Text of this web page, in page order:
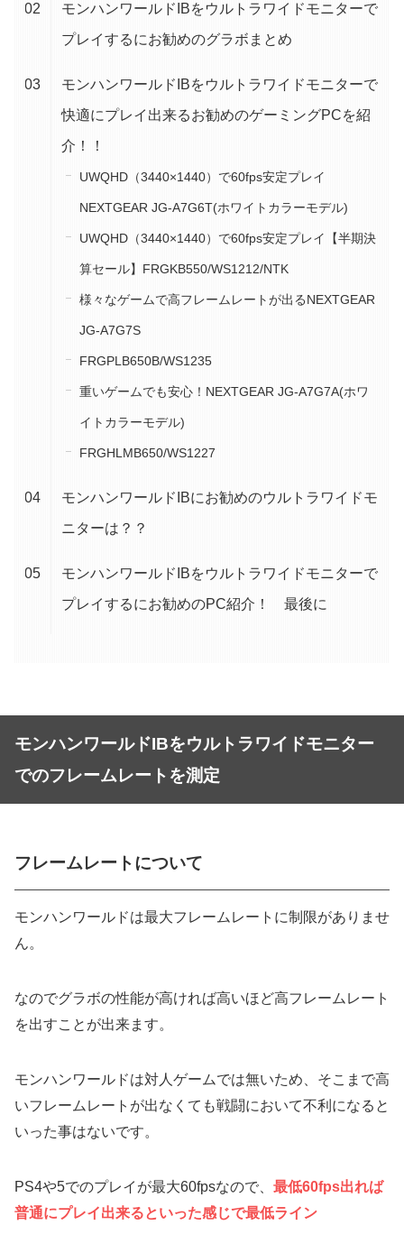
モンハンワールドIBをウルトラワイドモニターで
プレイするにお勧めのグラボまとめ
モンハンワールドIBをウルトラワイドモニターで
快適にプレイ出来るお勧めのゲーミングPCを紹
介！！
UWQHD（3440×1440）で60fps安定プレイ
NEXTGEAR JG-A7G6T(ホワイトカラーモデル)
UWQHD（3440×1440）で60fps安定プレイ【半期決
算セール】FRGKB550/WS1212/NTK
様々なゲームで高フレームレートが出るNEXTGEAR
JG-A7G7S
FRGPLB650B/WS1235
重いゲームでも安心！NEXTGEAR JG-A7G7A(ホワ
イトカラーモデル)
FRGHLMB650/WS1227
モンハンワールドIBにお勧めのウルトラワイドモ
ニターは？？
モンハンワールドIBをウルトラワイドモニターで
プレイするにお勧めのPC紹介！ 最後に
モンハンワールドIBをウルトラワイドモニター
でのフレームレートを測定
フレームレートについて
モンハンワールドは最大フレームレートに制限がありませ
ん。
なのでグラボの性能が高ければ高いほど高フレームレート
を出すことが出来ます。
モンハンワールドは対人ゲームでは無いため、そこまで高
いフレームレートが出なくても戦闘において不利になると
いった事はないです。
PS4や5でのプレイが最大60fpsなので、 最低60fps出れば
普通にプレイ出来るといった感じで最低ライン